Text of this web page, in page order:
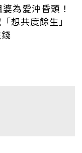
為愛沖昏頭！
想共度餘生」